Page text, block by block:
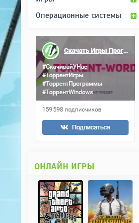
Операционные системы
ОНЛАЙН ИГРЫ